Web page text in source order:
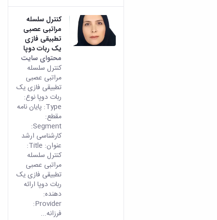
کنترل سلسله
مراتبی عصبی
تطبیقی فازی
یک ربات دوپا
محتوای سایت
کنترل سلسله
مراتبی عصبی
تطبیقی فازی یک
ربات دوپا نوع:
Type: پایان نامه
مقطع:
Segment:
کارشناسی ارشد
عنوان: Title:
کنترل سلسله
مراتبی عصبی
تطبیقی فازی یک
ربات دوپا ارائه
دهنده:
Provider:
فرزانه...